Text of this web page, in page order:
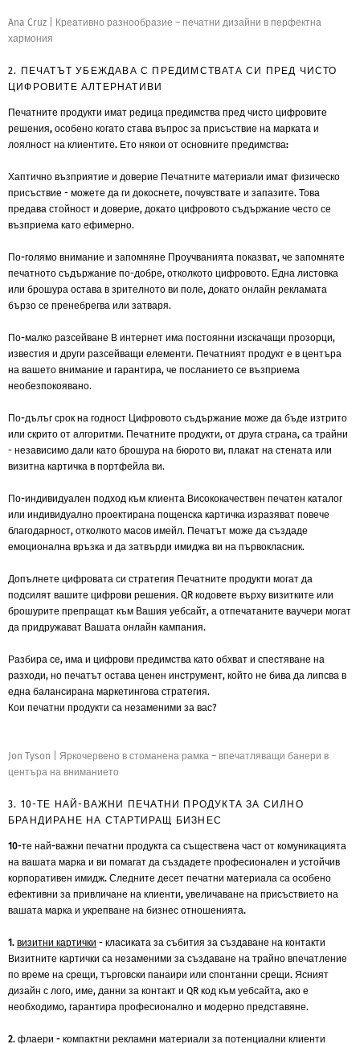
Ana Cruz
Креативно разнообразие – печатни дизайни в перфектна
хармония
2. ПЕЧАТЪТ УБЕЖДАВА С ПРЕДИМСТВАТА СИ ПРЕД ЧИСТО
ЦИФРОВИТЕ АЛТЕРНАТИВИ
Печатните продукти имат редица предимства пред чисто цифровите
решения, особено когато става въпрос за присъствие на марката и
лоялност на клиентите. Ето някои от основните предимства:
Хаптично възприятие и доверие Печатните материали имат физическо
присъствие - можете да ги докоснете, почувствате и запазите. Това
предава стойност и доверие, докато цифровото съдържание често се
възприема като ефимерно.
По-голямо внимание и запомняне Проучванията показват, че запомняте
печатното съдържание по-добре, отколкото цифровото. Една листовка
или брошура остава в зрителното ви поле, докато онлайн рекламата
бързо се пренебрегва или затваря.
По-малко разсейване В интернет има постоянни изскачащи прозорци,
известия и други разсейващи елементи. Печатният продукт е в центъра
на вашето внимание и гарантира, че посланието се възприема
необезпокоявано.
По-дълъг срок на годност Цифровото съдържание може да бъде изтрито
или скрито от алгоритми. Печатните продукти, от друга страна, са трайни
- независимо дали като брошура на бюрото ви, плакат на стената или
визитна картичка в портфейла ви.
По-индивидуален подход към клиента Висококачествен печатен каталог
или индивидуално проектирана пощенска картичка изразяват повече
благодарност, отколкото масов имейл. Печатът може да създаде
емоционална връзка и да затвърди имиджа ви на първокласник.
Допълнете цифровата си стратегия Печатните продукти могат да
подсилят вашите цифрови решения. QR кодовете върху визитките или
брошурите препращат към Вашия уебсайт, а отпечатаните ваучери могат
да придружават Вашата онлайн кампания.
Разбира се, има и цифрови предимства като обхват и спестяване на
разходи, но печатът остава ценен инструмент, който не бива да липсва в
една балансирана маркетингова стратегия.
Кои печатни продукти са незаменими за вас?
Jon Tyson
Яркочервено в стоманена рамка – впечатляващи банери в
центъра на вниманието
3. 10-ТЕ НАЙ-ВАЖНИ ПЕЧАТНИ ПРОДУКТА ЗА СИЛНО
БРАНДИРАНЕ НА СТАРТИРАЩ БИЗНЕС
10-те най-важни печатни продукта са съществена част от комуникацията
на вашата марка и ви помагат да създадете професионален и устойчив
корпоративен имидж. Следните десет печатни материала са особено
ефективни за привличане на клиенти, увеличаване на присъствието на
вашата марка и укрепване на бизнес отношенията.
1. визитни картички - класиката за събития за създаване на контакти
Визитните картички са незаменими за създаване на трайно впечатление
по време на срещи, търговски панаири или спонтанни срещи. Ясният
дизайн с лого, име, данни за контакт и QR код към уебсайта, ако е
необходимо, гарантира професионално и модерно представяне.
2. флаери - компактни рекламни материали за потенциални клиенти